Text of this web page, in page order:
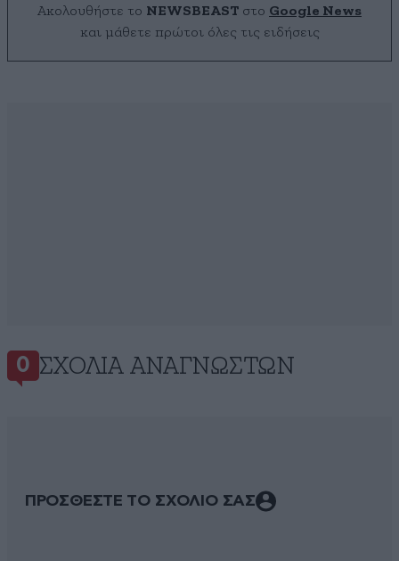
Ακολουθήστε το NEWSBEAST στο Google News
και μάθετε πρώτοι όλες τις ειδήσεις
0 ΣΧΌΛΙΑ ΑΝΑΓΝΩΣΤΏΝ
ΠΡΟΣΘΕΣΤΕ ΤΟ ΣΧΟΛΙΟ ΣΑΣ